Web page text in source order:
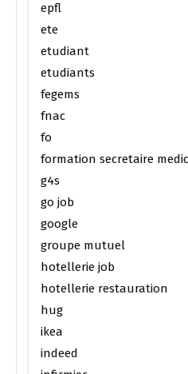
epfl
ete
etudiant
etudiants
fegems
fnac
fo
formation secretaire
g4s
go job
google
groupe mutuel
hotellerie job
hotellerie restauration
hug
ikea
indeed